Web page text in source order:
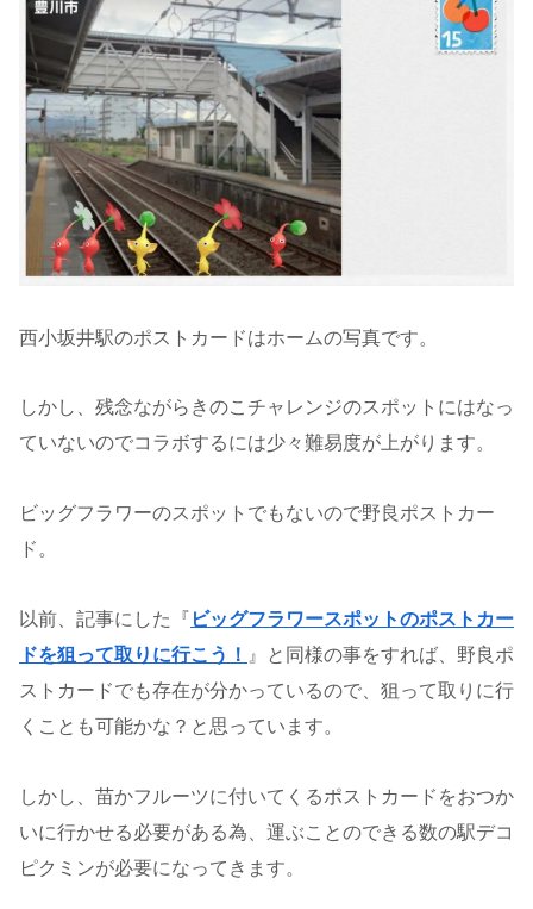
西小坂井駅のポストカードはホームの写真です。
しかし、残念ながらきのこチャレンジのスポットにはなっ
ていないのでコラボするには少々難易度が上がります。
ビッグフラワーのスポットでもないので野良ポストカー
ド。
以前、記事にした『 ビッグフラワースポットのポストカー
ドを狙って取りに行こう！ 』と同様の事をすれば、野良ポ
ストカードでも存在が分かっているので、狙って取りに行
くことも可能かな？と思っています。
しかし、苗かフルーツに付いてくるポストカードをおつか
いに行かせる必要がある為、運ぶことのできる数の駅デコ
ピクミンが必要になってきます。